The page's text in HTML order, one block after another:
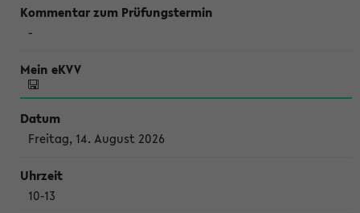
-
Freitag, 14. August 2026
10-13